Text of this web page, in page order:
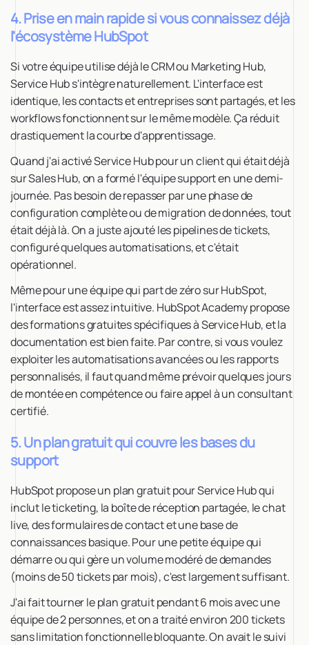
4. Prise en main rapide si vous connaissez déjà
l'écosystème HubSpot
Si votre équipe utilise déjà le CRM ou Marketing Hub,
Service Hub s'intègre naturellement. L'interface est
identique, les contacts et entreprises sont partagés, et les
workflows fonctionnent sur le même modèle. Ça réduit
drastiquement la courbe d'apprentissage.
Quand j'ai activé Service Hub pour un client qui était déjà
sur Sales Hub, on a formé l'équipe support en une demi-
journée. Pas besoin de repasser par une phase de
configuration complète ou de migration de données, tout
était déjà là. On a juste ajouté les pipelines de tickets,
configuré quelques automatisations, et c'était
opérationnel.
Même pour une équipe qui part de zéro sur HubSpot,
l'interface est assez intuitive. HubSpot Academy propose
des formations gratuites spécifiques à Service Hub, et la
documentation est bien faite. Par contre, si vous voulez
exploiter les automatisations avancées ou les rapports
personnalisés, il faut quand même prévoir quelques jours
de montée en compétence ou faire appel à un consultant
certifié.
5. Un plan gratuit qui couvre les bases du
support
HubSpot propose un plan gratuit pour Service Hub qui
inclut le ticketing, la boîte de réception partagée, le chat
live, des formulaires de contact et une base de
connaissances basique. Pour une petite équipe qui
démarre ou qui gère un volume modéré de demandes
(moins de 50 tickets par mois), c'est largement suffisant.
J'ai fait tourner le plan gratuit pendant 6 mois avec une
équipe de 2 personnes, et on a traité environ 200 tickets
sans limitation fonctionnelle bloquante. On avait le suivi